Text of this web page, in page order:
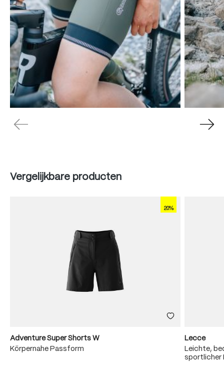
Produktgalerie überspringen
Vergelijkbare producten
20%
Adventure Super Shorts W
Körpernahe Passform
Lecce
Leichte,
sportlicher